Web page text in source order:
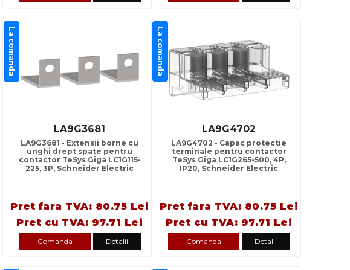
La comanda
LA9G3681
LA9G3681 - Extensii borne cu
unghi drept spate pentru
contactor TeSys Giga LC1G115-
225, 3P, Schneider Electric
Pret fara TVA: 80.75 Lei
Pret cu TVA: 97.71 Lei
Comanda Detalii
La comanda
LA9G4702
LA9G4702 - Capac protectie
terminale pentru contactor
TeSys Giga LC1G265-500, 4P,
IP20, Schneider Electric
Pret fara TVA: 80.75 Lei
Pret cu TVA: 97.71 Lei
Comanda Detalii